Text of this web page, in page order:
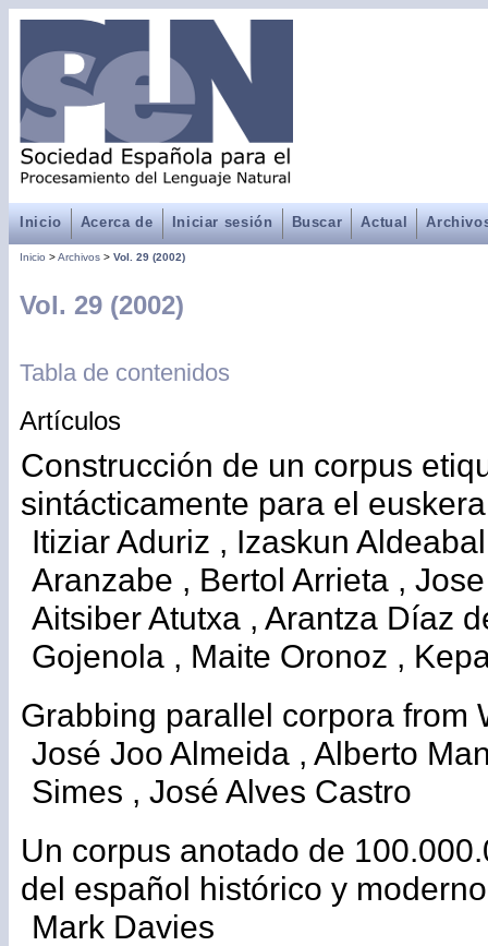
Inicio Acerca de Iniciar sesión Buscar Actual
Inicio >Archivos > Vol. 29 (2002)
Vol. 29 (2002)
Tabla de contenidos
Artículos
Construcción de un corpus
sintácticamente para el
Itiziar Aduriz , Izaskun
Aranzabe , Bertol Arrieta ,
Aitsiber Atutxa , Arantza Díaz
Gojenola , Maite Oronoz ,
Grabbing parallel corpora from
José Joo Almeida , Alberto
Simes , José Alves Castro
Un corpus anotado de
del español histórico y
Mark Davies